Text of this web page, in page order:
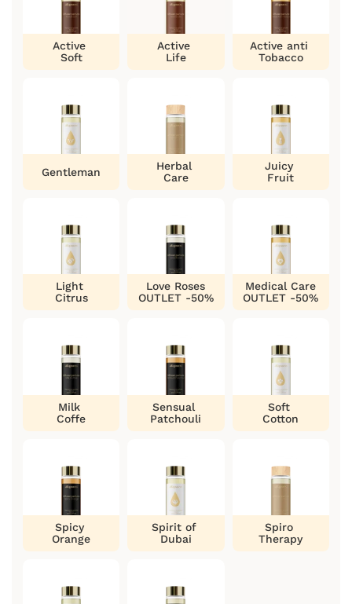
Active
Soft
Active
Life
Active anti
Tobacco
Gentleman
Herbal
Care
Juicy
Fruit
Light
Citrus
Love Roses
OUTLET -50%
Medical Care
OUTLET -50%
Milk
Coffe
Sensual
Patchouli
Soft
Cotton
Spicy
Orange
Spirit of
Dubai
Spiro
Therapy